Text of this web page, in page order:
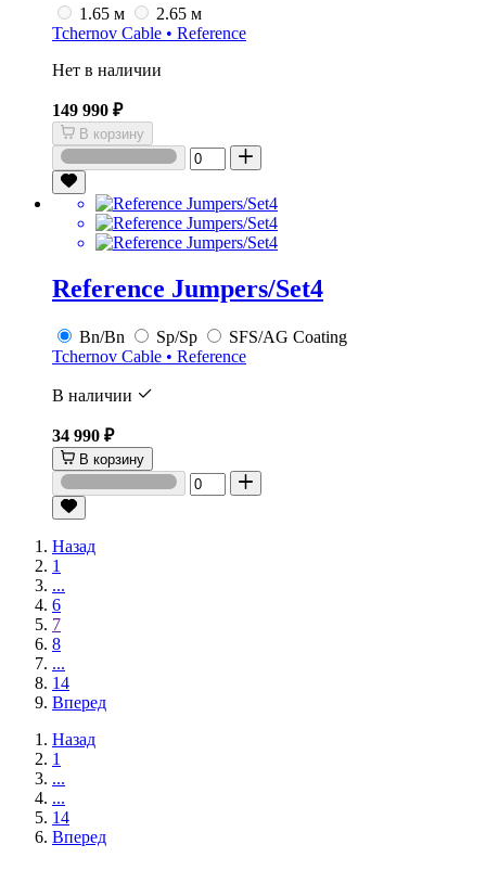
1.65 м
2.65 м
Tchernov Cable • Reference
Нет в наличии
149 990 ₽
В корзину
Reference Jumpers/Set4
Bn/Bn Sp/Sp
SFS/AG Coating
Tchernov Cable • Reference
В наличии
34 990 ₽
В корзину
Назад
1
...
6
7
8
...
14
Вперед
Назад
1
...
...
14
Вперед